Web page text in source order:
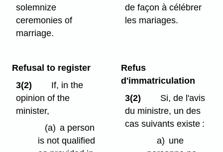
solemnize
ceremonies of
marriage.
de façon à célébrer
les mariages.
Refusal to register
3(2)
If, in the
opinion of the
minister,
(a) a person
is not qualified
Refus
d'immatriculation
3(2)
Si, de l'avis
du ministre, un des
cas suivants existe :
a) une